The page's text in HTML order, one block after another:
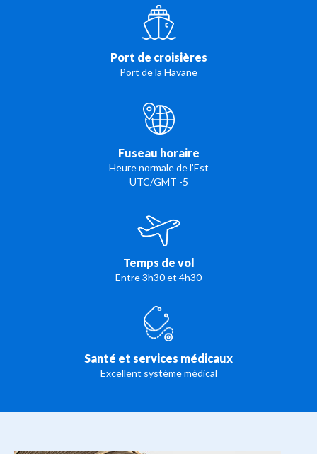
Port de croisières
Port de la Havane
Fuseau horaire
Heure normale de l’Est
UTC/GMT -5
Temps de vol
Entre 3h30 et 4h30
Santé et services médicaux
Excellent système médical